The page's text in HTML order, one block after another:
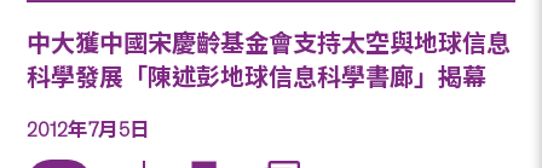
中大獲中國宋慶齡基金會支持太空與地球信息
科學發展「陳述彭地球信息科學書廊」揭幕
2012年7月5日